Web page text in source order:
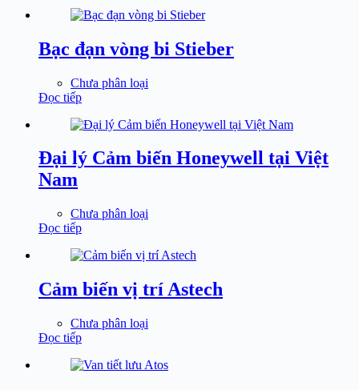
Bạc đạn vòng bi Stieber
Chưa phân loại
Đọc tiếp
Đại lý Cảm biến Honeywell tại Việt
Nam
Chưa phân loại
Đọc tiếp
Cảm biến vị trí Astech
Chưa phân loại
Đọc tiếp